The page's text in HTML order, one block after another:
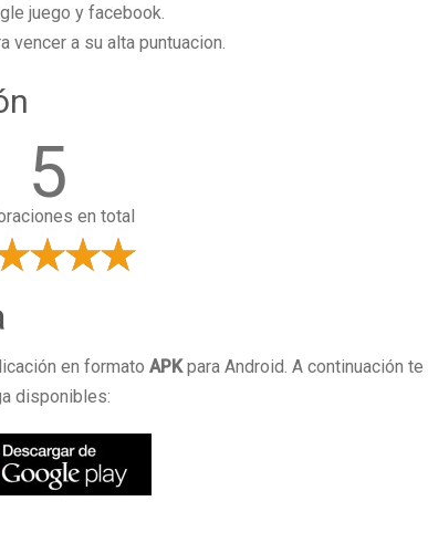
juego y facebook.
vencer a su alta puntuacion.
5
en total
en formato APKpara Android. A continuación te
disponibles: